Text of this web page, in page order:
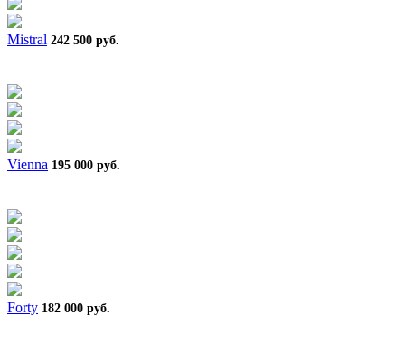
Mistral 242 500 руб.
Vienna 195 000 руб.
Forty 182 000 руб.